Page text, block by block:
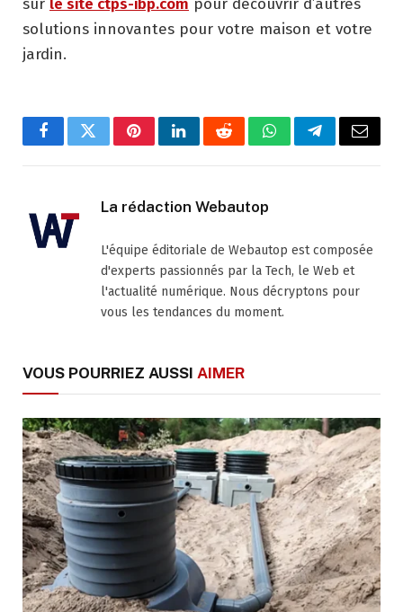
sur le site ctps-ibp.com pour découvrir d’autres
solutions innovantes pour votre maison et votre
jardin.
FacebookTwitterPinterestLinkedInRedditWhatsAppTelegramEmail
La rédaction Webautop
L'équipe éditoriale de Webautop est composée
d'experts passionnés par la Tech, le Web et
l'actualité numérique. Nous décryptons pour
vous les tendances du moment.
VOUS POURRIEZ AUSSI AIMER